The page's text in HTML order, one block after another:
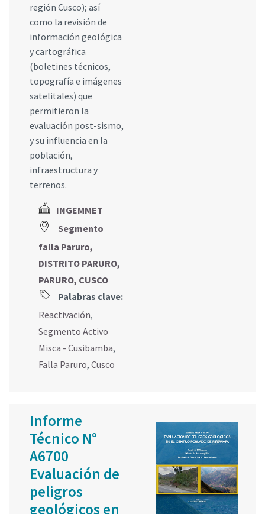
región Cusco); así
como la revisión de
información geológica
y cartográfica
(boletines técnicos,
topografía e imágenes
satelitales) que
permitieron la
evaluación post-sismo,
y su influencia en la
población,
infraestructura y
terrenos.
INGEMMET
Segmento
falla Paruro,
DISTRITO PARURO,
PARURO, CUSCO
Palabras clave:
Reactivación,
Segmento Activo
Misca - Cusibamba,
Falla Paruro, Cusco
Informe
Técnico N°
A6700
Evaluación de
peligros
geológicos en